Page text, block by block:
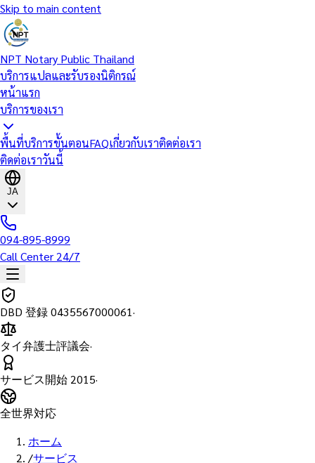
Skip to main content
NPT Notary Public Thailand
บริการแปลและรับรองนิติกรณ์
หน้าแรก
บริการของเรา
พื้นที่บริการขั้นตอนFAQเกี่ยวกับเราติดต่อเรา
ติดต่อเราวันนี้
JA
094-895-8999
Call Center 24/7
DBD 登録0435567000061·
タイ弁護士評議会·
サービス開始2015·
全世界対応
ホーム
/サービス